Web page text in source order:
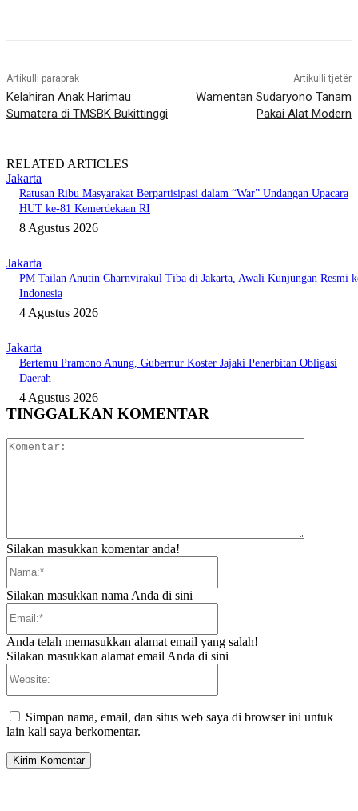
Artikulli paraprak
Kelahiran Anak Harimau
Sumatera di TMSBK Bukittinggi
Artikulli tjetër
Wamentan Sudaryono Tanam
Pakai Alat Modern
RELATED ARTICLES
Jakarta
Ratusan Ribu Masyarakat Berpartisipasi dalam “War” Undangan Upacara
HUT ke-81 Kemerdekaan RI
8 Agustus 2026
Jakarta
PM Tailan Anutin Charnvirakul Tiba di Jakarta, Awali Kunjungan Resmi
Indonesia
4 Agustus 2026
Jakarta
Bertemu Pramono Anung, Gubernur Koster Jajaki Penerbitan Obligasi
Daerah
4 Agustus 2026
TINGGALKAN KOMENTAR
Silakan masukkan komentar anda!
Silakan masukkan nama Anda di sini
Anda telah memasukkan alamat email yang salah!
Silakan masukkan alamat email Anda di sini
Simpan nama, email, dan situs web saya di browser ini untuk
lain kali saya berkomentar.